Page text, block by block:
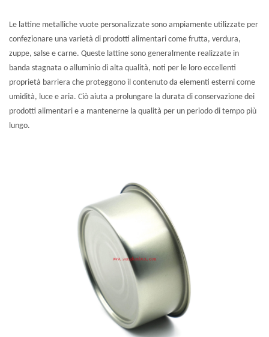
Le lattine metalliche vuote personalizzate sono ampiamente utilizzate per
confezionare una varietà di prodotti alimentari come frutta, verdura,
zuppe, salse e carne. Queste lattine sono generalmente realizzate in
banda stagnata o alluminio di alta qualità, noti per le loro eccellenti
proprietà barriera che proteggono il contenuto da elementi esterni come
umidità, luce e aria. Ciò aiuta a prolungare la durata di conservazione dei
prodotti alimentari e a mantenerne la qualità per un periodo di tempo più
lungo.